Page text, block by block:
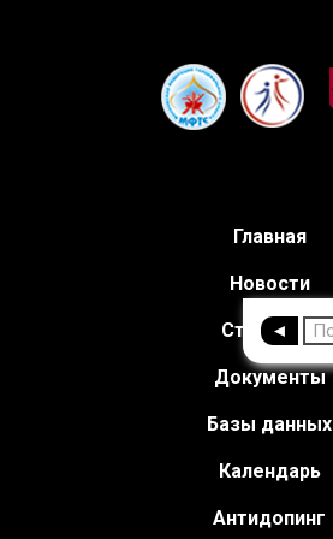
Главная
Новости
Структура
Документы
Базы данных
Календарь
Антидопинг